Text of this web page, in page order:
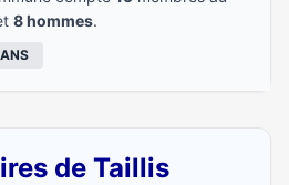
8 hommes.
de Taillis